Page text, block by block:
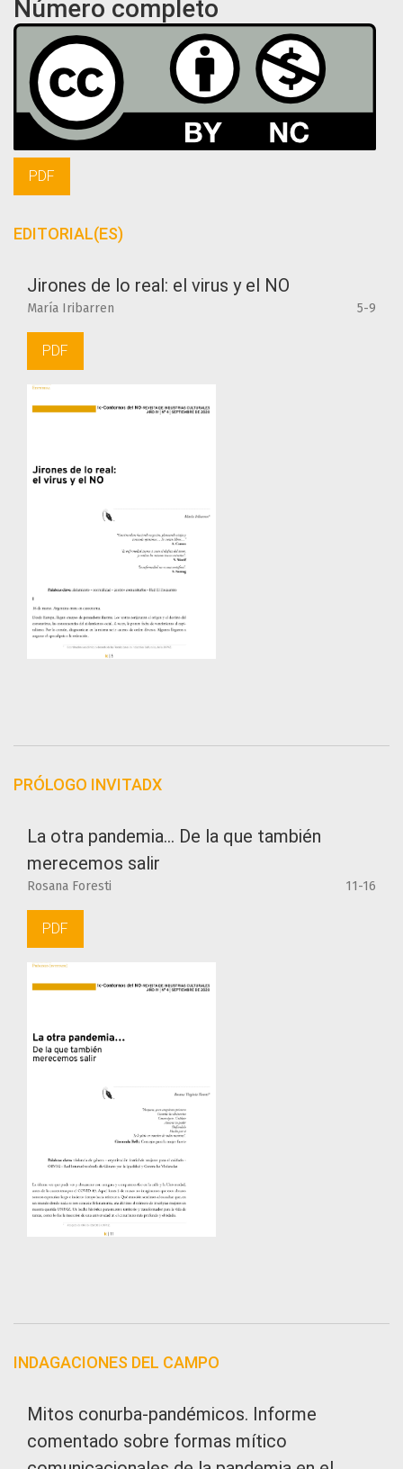
Número completo
PDF
EDITORIAL(ES)
Jirones de lo real: el virus y el NO
María Iribarren 5-9
PDF
PRÓLOGO INVITADX
La otra pandemia... De la que también
merecemos salir
Rosana Foresti 11-16
PDF
INDAGACIONES DEL CAMPO
Mitos conurba-pandémicos. Informe
comentado sobre formas mítico